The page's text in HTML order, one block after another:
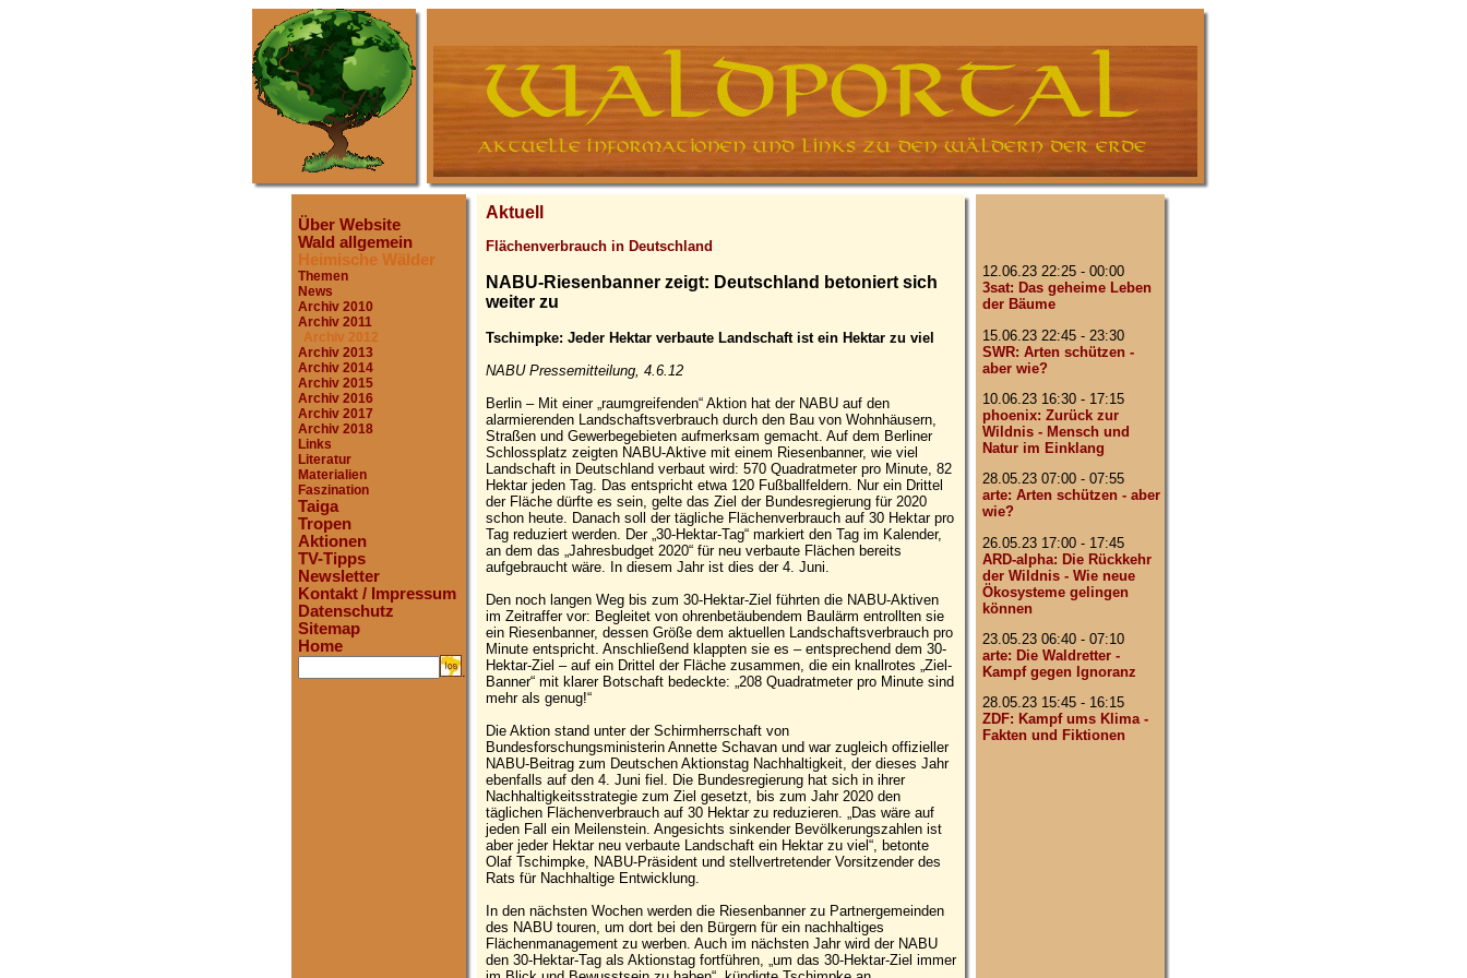
Über Website
Wald allgemein
Heimische Wälder
Themen
News
Archiv 2010
Archiv 2011
Archiv 2012
Archiv 2013
Archiv 2014
Archiv 2015
Archiv 2016
Archiv 2017
Archiv 2018
Links
Literatur
Materialien
Faszination
Taiga
Tropen
Aktionen
TV-Tipps
Newsletter
Kontakt / Impressum
Datenschutz
Sitemap
Home
.
Aktuell
Flächenverbrauch in Deutschland
NABU-Riesenbanner zeigt: Deutschland betoniert sich
weiter zu
Tschimpke: Jeder Hektar verbaute Landschaft ist ein Hektar zu viel
NABU Pressemitteilung, 4.6.12
Berlin – Mit einer „raumgreifenden“ Aktion hat der NABU auf den
alarmierenden Landschaftsverbrauch durch den Bau von Wohnhäusern,
Straßen und Gewerbegebieten aufmerksam gemacht. Auf dem Berliner
Schlossplatz zeigten NABU-Aktive mit einem Riesenbanner, wie viel
Landschaft in Deutschland verbaut wird: 570 Quadratmeter pro Minute, 82
Hektar jeden Tag. Das entspricht etwa 120 Fußballfeldern. Nur ein Drittel
der Fläche dürfte es sein, gelte das Ziel der Bundesregierung für 2020
schon heute. Danach soll der tägliche Flächenverbrauch auf 30 Hektar pro
Tag reduziert werden. Der „30-Hektar-Tag“ markiert den Tag im Kalender,
an dem das „Jahresbudget 2020“ für neu verbaute Flächen bereits
aufgebraucht wäre. In diesem Jahr ist dies der 4. Juni.
Den noch langen Weg bis zum 30-Hektar-Ziel führten die NABU-Aktiven
im Zeitraffer vor: Begleitet von ohrenbetäubendem Baulärm entrollten sie
ein Riesenbanner, dessen Größe dem aktuellen Landschaftsverbrauch pro
Minute entspricht. Anschließend klappten sie es – entsprechend dem 30-
Hektar-Ziel – auf ein Drittel der Fläche zusammen, die ein knallrotes „Ziel-
Banner“ mit klarer Botschaft bedeckte: „208 Quadratmeter pro Minute sind
mehr als genug!“
Die Aktion stand unter der Schirmherrschaft von
Bundesforschungsministerin Annette Schavan und war zugleich offizieller
NABU-Beitrag zum Deutschen Aktionstag Nachhaltigkeit, der dieses Jahr
ebenfalls auf den 4. Juni fiel. Die Bundesregierung hat sich in ihrer
Nachhaltigkeitsstrategie zum Ziel gesetzt, bis zum Jahr 2020 den
täglichen Flächenverbrauch auf 30 Hektar zu reduzieren. „Das wäre auf
jeden Fall ein Meilenstein. Angesichts sinkender Bevölkerungszahlen ist
aber jeder Hektar neu verbaute Landschaft ein Hektar zu viel“, betonte
Olaf Tschimpke, NABU-Präsident und stellvertretender Vorsitzender des
Rats für Nachhaltige Entwicklung.
In den nächsten Wochen werden die Riesenbanner zu Partnergemeinden
des NABU touren, um dort bei den Bürgern für ein nachhaltiges
Flächenmanagement zu werben. Auch im nächsten Jahr wird der NABU
den 30-Hektar-Tag als Aktionstag fortführen, „um das 30-Hektar-Ziel immer
12.06.23 22:25 - 00:00
3sat: Das geheime Leben
der Bäume
15.06.23 22:45 - 23:30
SWR: Arten schützen -
aber wie?
10.06.23 16:30 - 17:15
phoenix: Zurück zur
Wildnis - Mensch und
Natur im Einklang
28.05.23 07:00 - 07:55
arte: Arten schützen - aber
wie?
26.05.23 17:00 - 17:45
ARD-alpha: Die Rückkehr
der Wildnis - Wie neue
Ökosysteme gelingen
können
23.05.23 06:40 - 07:10
arte: Die Waldretter -
Kampf gegen Ignoranz
28.05.23 15:45 - 16:15
ZDF: Kampf ums Klima -
Fakten und Fiktionen